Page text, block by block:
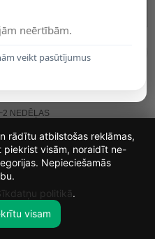
0
NEDĒĻAS
neērtībām.
veikt pasūtījumus
42
rādītu atbilstošas reklāmas,
piekrist visām, noraidīt ne-
Nepieciešamās
politikā.
visam